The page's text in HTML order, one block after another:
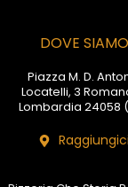
b
o
o
k
a
DOVE SIAMO
Piazza M. D.
Locatelli, 3
Lombardia 24058
Raggiungici